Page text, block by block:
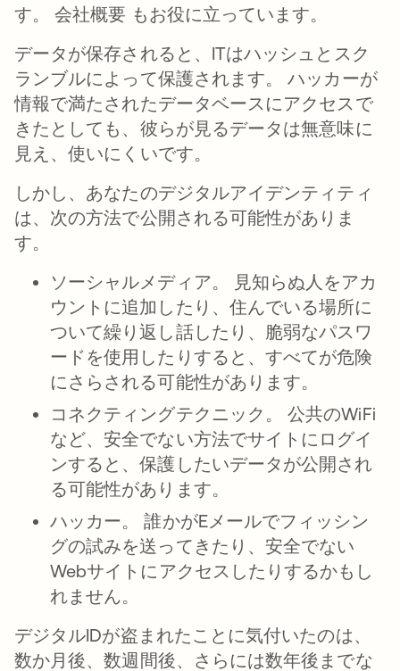
す。 会社概要 もお役に立っています。
データが保存されると、ITはハッシュとスク
ランブルによって保護されます。 ハッカーが
情報で満たされたデータベースにアクセスで
きたとしても、彼らが見るデータは無意味に
見え、使いにくいです。
しかし、あなたのデジタルアイデンティティ
は、次の方法で公開される可能性がありま
す。
ソーシャルメディア。
見知らぬ人をアカ
ウントに追加したり、住んでいる場所に
ついて繰り返し話したり、脆弱なパスワ
ードを使用したりすると、すべてが危険
にさらされる可能性があります。
コネクティングテクニック。公共のWiFi
など、安全でない方法でサイトにログイ
ンすると、保護したいデータが公開され
る可能性があります。
ハッカー。誰かがEメールでフィッシン
グの試みを送ってきたり、安全でない
Webサイトにアクセスしたりするかもし
れません。
デジタルIDが盗まれたことに気付いたのは、
数か月後、数週間後、さらには数年後までな